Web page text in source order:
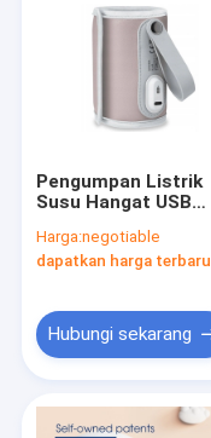
Pengumpan Listrik
Susu Hangat USB
tahan panas 42℃
Harga:negotiable
dapatkan harga terbaru
Hubungi sekarang